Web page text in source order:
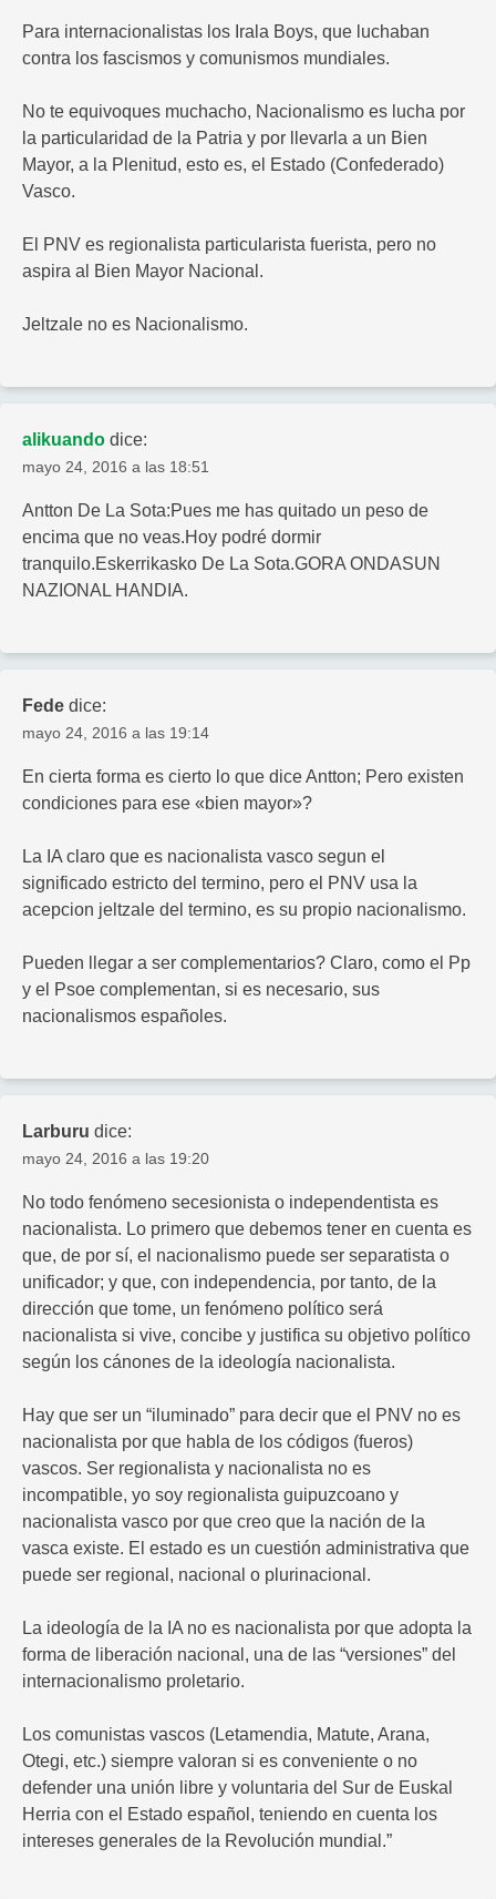
Para internacionalistas los Irala Boys, que luchaban
contra los fascismos y comunismos mundiales.
No te equivoques muchacho, Nacionalismo es lucha por
la particularidad de la Patria y por llevarla a un Bien
Mayor, a la Plenitud, esto es, el Estado (Confederado)
Vasco.
El PNV es regionalista particularista fuerista, pero no
aspira al Bien Mayor Nacional.
Jeltzale no es Nacionalismo.
alikuando dice:
mayo 24, 2016 a las 18:51
Antton De La Sota:Pues me has quitado un peso de
encima que no veas.Hoy podré dormir
tranquilo.Eskerrikasko De La Sota.GORA ONDASUN
NAZIONAL HANDIA.
Fede dice:
mayo 24, 2016 a las 19:14
En cierta forma es cierto lo que dice Antton; Pero existen
condiciones para ese «bien mayor»?
La IA claro que es nacionalista vasco segun el
significado estricto del termino, pero el PNV usa la
acepcion jeltzale del termino, es su propio nacionalismo.
Pueden llegar a ser complementarios? Claro, como el Pp
y el Psoe complementan, si es necesario, sus
nacionalismos españoles.
Larburu dice:
mayo 24, 2016 a las 19:20
No todo fenómeno secesionista o independentista es
nacionalista. Lo primero que debemos tener en cuenta es
que, de por sí, el nacionalismo puede ser separatista o
unificador; y que, con independencia, por tanto, de la
dirección que tome, un fenómeno político será
nacionalista si vive, concibe y justifica su objetivo político
según los cánones de la ideología nacionalista.
Hay que ser un “iluminado” para decir que el PNV no es
nacionalista por que habla de los códigos (fueros)
vascos. Ser regionalista y nacionalista no es
incompatible, yo soy regionalista guipuzcoano y
nacionalista vasco por que creo que la nación de la
vasca existe. El estado es un cuestión administrativa que
puede ser regional, nacional o plurinacional.
La ideología de la IA no es nacionalista por que adopta la
forma de liberación nacional, una de las “versiones” del
internacionalismo proletario.
Los comunistas vascos (Letamendia, Matute, Arana,
Otegi, etc.) siempre valoran si es conveniente o no
defender una unión libre y voluntaria del Sur de Euskal
Herria con el Estado español, teniendo en cuenta los
intereses generales de la Revolución mundial.”